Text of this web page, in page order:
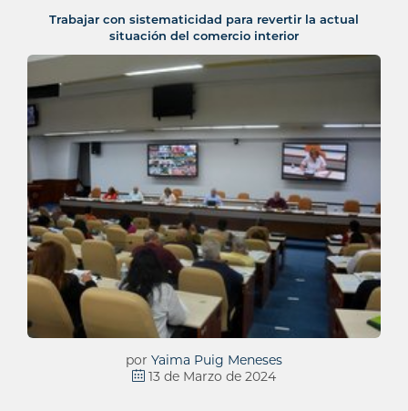
Trabajar con sistematicidad para revertir la actual
situación del comercio interior
por Yaima Puig Meneses
13 de Marzo de 2024